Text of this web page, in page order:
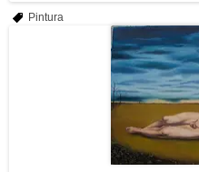
Pintura